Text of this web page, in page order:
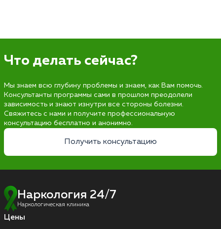
Что делать сейчас?
Мы знаем всю глубину проблемы и знаем, как Вам помочь.
Консультанты программы сами в прошлом преодолели
зависимость и знают изнутри все стороны болезни.
Свяжитесь с нами и получите профессиональную
консультацию бесплатно и анонимно.
Получить консультацию
Наркология 24/7
Наркологическая клиника
Цены